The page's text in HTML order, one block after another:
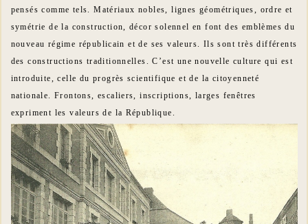
pensés comme tels. Matériaux nobles, lignes géométriques, ordre et
symétrie de la construction, décor solennel en font des emblèmes du
nouveau régime républicain et de ses valeurs. Ils sont très différents
des constructions traditionnelles. C’est une nouvelle culture qui est
introduite, celle du progrès scientifique et de la citoyenneté
nationale. Frontons, escaliers, inscriptions, larges fenêtres
expriment les valeurs de la République.